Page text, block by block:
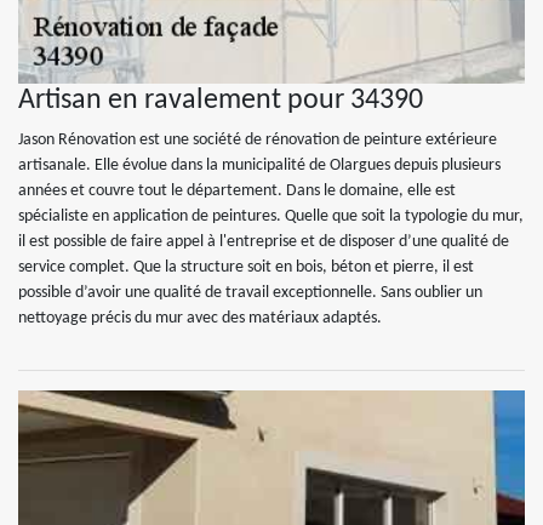
Artisan en ravalement pour 34390
Jason Rénovation est une société de rénovation de peinture extérieure
artisanale. Elle évolue dans la municipalité de Olargues depuis plusieurs
années et couvre tout le département. Dans le domaine, elle est
spécialiste en application de peintures. Quelle que soit la typologie du mur,
il est possible de faire appel à l'entreprise et de disposer d’une qualité de
service complet. Que la structure soit en bois, béton et pierre, il est
possible d’avoir une qualité de travail exceptionnelle. Sans oublier un
nettoyage précis du mur avec des matériaux adaptés.